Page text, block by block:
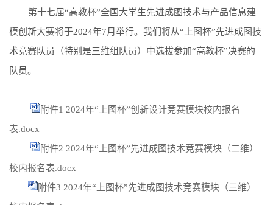
第十七届“高教杯”全国大学生先进成图技术与产品信息建
模创新大赛将于2024年7月举行。我们将从“上图杯”先进成图技
术竞赛队员（特别是三维组队员）中选拔参加“高教杯”决赛的
队员。
附件1 2024年“上图杯”创新设计竞赛模块校内报名
表.docx
附件2 2024年“上图杯”先进成图技术竞赛模块（二维）
校内报名表.docx
附件3 2024年“上图杯”先进成图技术竞赛模块（三维）